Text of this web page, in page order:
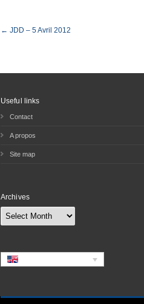
← JDD – 5 Avril 2012
Useful links
Contact
A propos
Site map
Archives
Archives